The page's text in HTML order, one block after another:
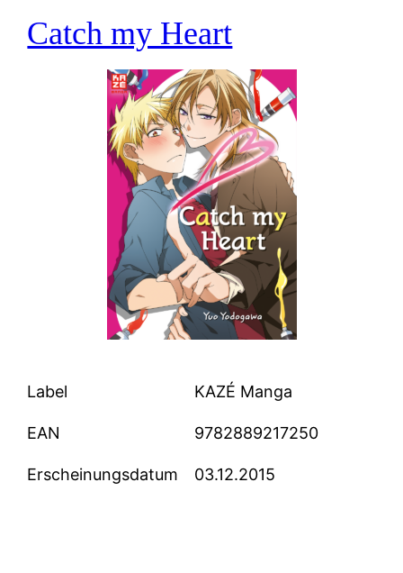
Catch my Heart
Label KAZÉ Manga
EAN 9782889217250
Erscheinungsdatum 03.12.2015